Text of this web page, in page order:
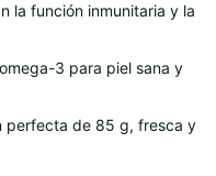
la función inmunitaria y la
3 para piel sana y
perfecta de 85 g, fresca y